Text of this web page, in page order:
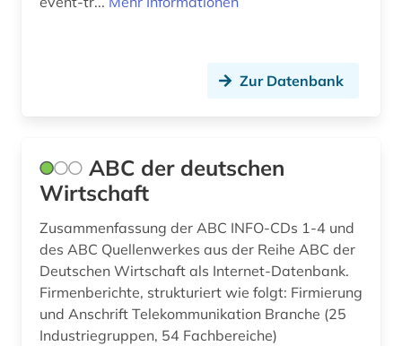
auslandsvermögen (1)
ausländer (1)
ausländische direktinvestitionen (2)
ausschreibung (1)
Oesterreich (31)
Osmanisches Reich (1)
Ostasien (5)
Osteuropa (10)
Ostmitteleuropa (4)
Zur Datenbank
ABC der deutschen
Wirtschaft
Zusammenfassung der ABC INFO-CDs 1-4 und
des ABC Quellenwerkes aus der Reihe ABC der
Deutschen Wirtschaft als Internet-Datenbank.
Firmenberichte, strukturiert wie folgt: Firmierung
und Anschrift Telekommunikation Branche (25
Industriegruppen, 54 Fachbereiche)